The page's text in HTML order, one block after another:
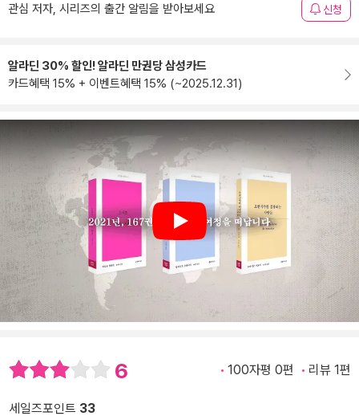
관심 저자, 시리즈의 출간 알림을 받아보세요 신청
알라딘 30% 할인! 알라딘 만권당 삼성카드
카드혜택 15% + 이벤트혜택 15% (~2025.12.31)
Play
6 100자평 0편 리뷰 1편
세일즈포인트 33